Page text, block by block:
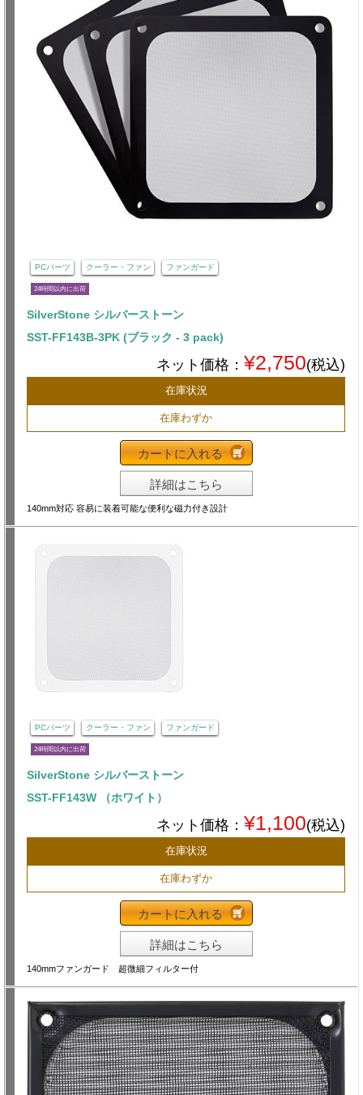
PCパーツ クーラー・ファン ファンガード
24時間以内に出荷
SilverStone シルバーストーン
SST-FF143B-3PK (ブラック - 3 pack)
ネット価格： ¥2,750(税込)
在庫状況
在庫わずか
カートに入れる
詳細はこちら
140mm対応 容易に装着可能な便利な磁力付き設計
PCパーツ クーラー・ファン ファンガード
24時間以内に出荷
SilverStone シルバーストーン
SST-FF143W （ホワイト）
ネット価格： ¥1,100(税込)
在庫状況
在庫わずか
カートに入れる
詳細はこちら
140mmファンガード 超微細フィルター付